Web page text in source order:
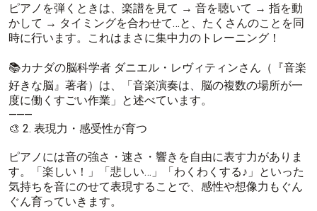
ピアノを弾くときは、楽譜を見て → 音を聴いて → 指を動
かして → タイミングを合わせて…と、たくさんのことを同
時に行います。これはまさに集中力のトレーニング！
📚カナダの脳科学者 ダニエル・レヴィティンさん（『音楽
好きな脳』著者）は、「音楽演奏は、脳の複数の場所が一
度に働くすごい作業」と述べています。
⸻
🎨 2. 表現力・感受性が育つ
ピアノには音の強さ・速さ・響きを自由に表す力がありま
す。「楽しい！」「悲しい…」「わくわくする♪」といった
気持ちを音にのせて表現することで、感性や想像力もぐん
ぐん育っていきます。